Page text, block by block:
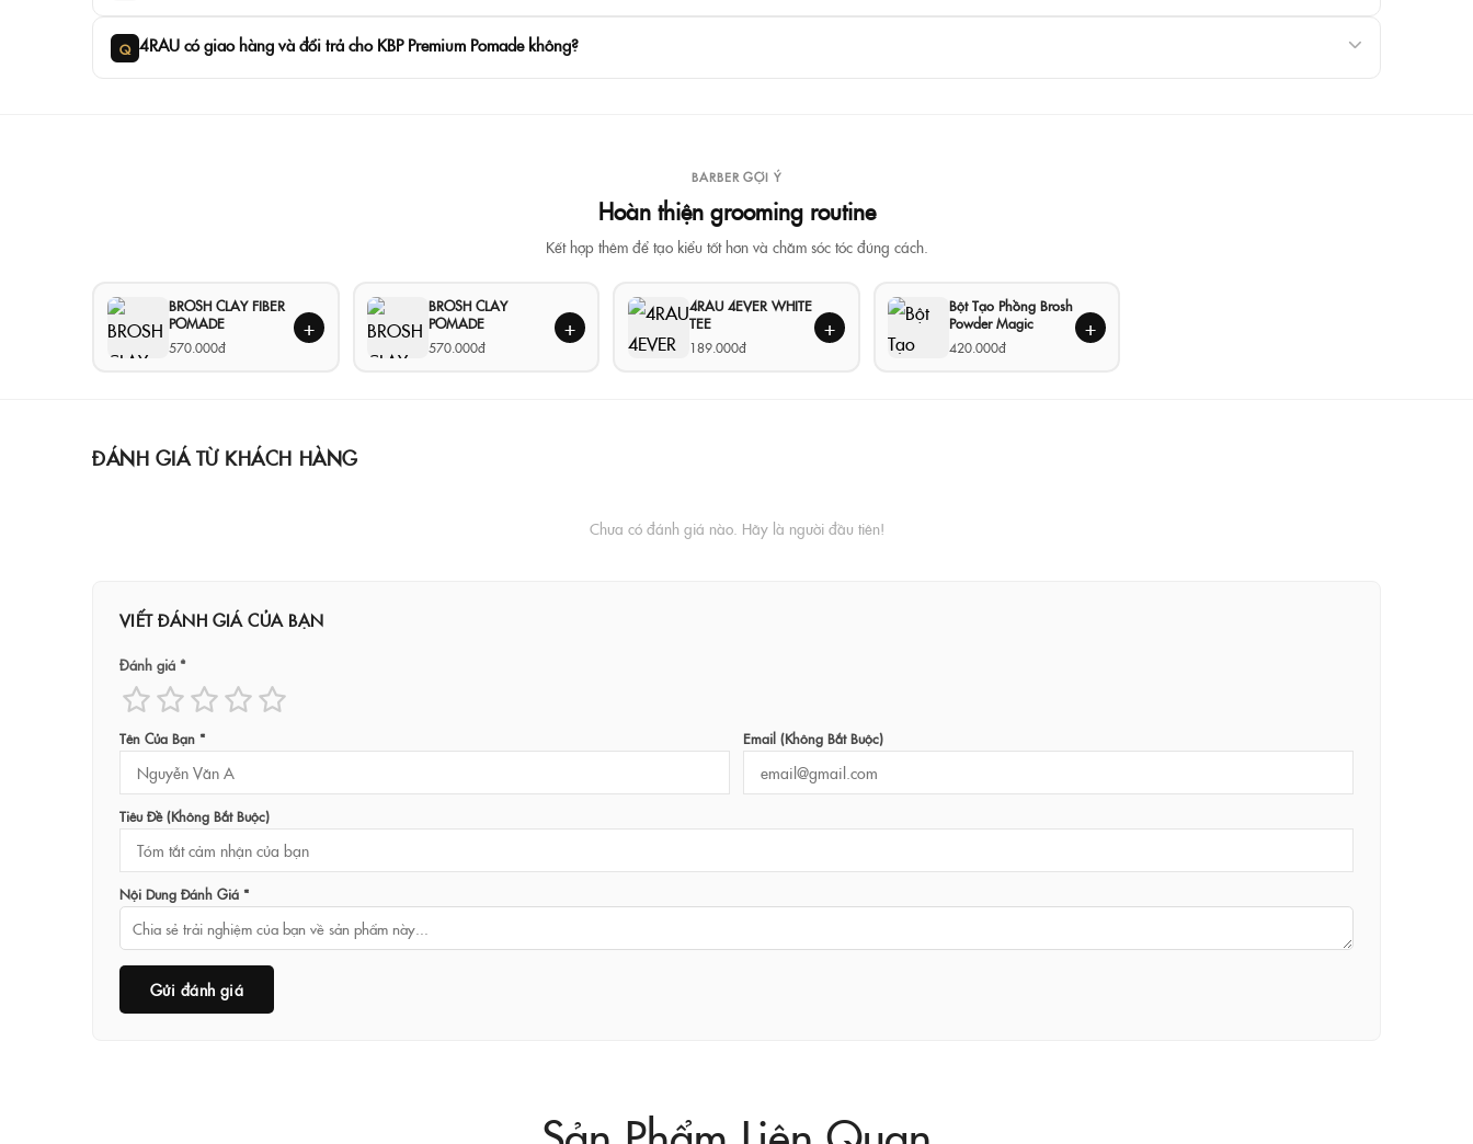
Q 4RAU có giao hàng và đổi trả cho KBP Premium Pomade không?
BARBER GỢI Ý
Hoàn thiện grooming routine
Kết hợp thêm để tạo kiểu tốt hơn và chăm sóc tóc đúng cách.
BROSH CLAY FIBER
POMADE
570.000đ
+
BROSH CLAY
POMADE
570.000đ
+
4RAU 4EVER WHITE
TEE
189.000đ
+
Bột Tạo Phồng Brosh
Powder Magic
420.000đ
+
ĐÁNH GIÁ TỪ KHÁCH HÀNG
Chưa có đánh giá nào. Hãy là người đầu tiên!
VIẾT ĐÁNH GIÁ CỦA BẠN
Đánh giá *
Tên Của Bạn * Email (không Bắt Buộc)
Tiêu Đề (không Bắt Buộc)
Nội Dung Đánh Giá *
Gửi đánh giá